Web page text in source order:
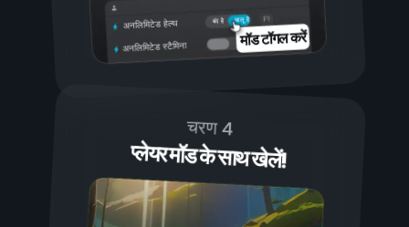
चालू है
बंद है
अनलिमिटेड हेल्थ
अनलिमिटेड स्टैमिना मॉड टॉगल करें
चरण 4
प्लेयर मॉड के साथ खेलें!